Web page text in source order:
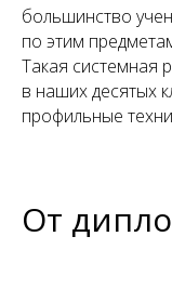
большинство
по этим
Такая системная
в наших десятых
профильные
От